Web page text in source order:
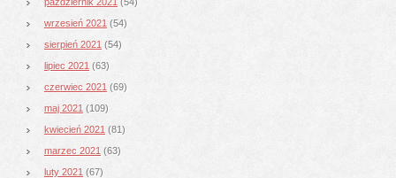
wrzesień 2021 (54)
sierpień 2021 (54)
lipiec 2021 (63)
czerwiec 2021 (69)
maj 2021 (109)
kwiecień 2021 (81)
marzec 2021 (63)
luty 2021 (67)